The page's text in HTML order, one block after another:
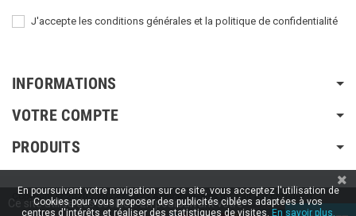
J'accepte les conditions générales et la politique de confidentialité
INFORMATIONS
VOTRE COMPTE
PRODUITS
Copyright © 2020 / 2022 / 2023Aspiration-ams.fr| Fait par ESH-dev.fr
Ce site utilise des cookies. En poursuivant votre
En poursuivant votre navigation sur ce site, vous acceptez l'utilisation de
Cookies pour vous proposer des publicités ciblées adaptées à vos
centres d'intérêts et réaliser des statistiques de visites. En savoir plus.